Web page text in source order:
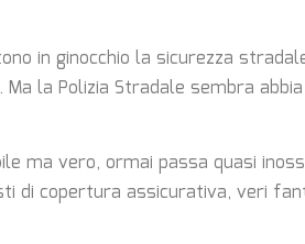
in ginocchio la sicurezza
la Polizia Stradale sembra
ma vero, ormai passa quasi
di copertura assicurativa, veri